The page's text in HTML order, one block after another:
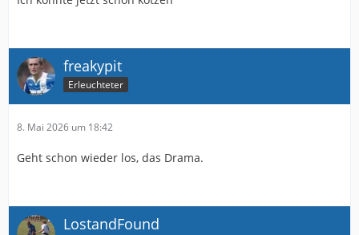
freakypit
Erleuchteter
8. Mai 2026 um 18:42
Geht schon wieder los, das Drama.
LostandFound